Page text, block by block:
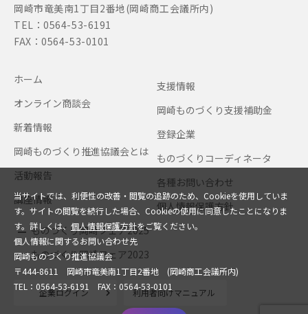
岡崎市竜美南1丁目2番地(岡崎商工会議所内)
TEL：0564-53-6191
FAX：0564-53-0101
ホーム
オンライン商談会
新着情報
岡崎ものづくり推進協議会とは
活動報告
講座情報
支援情報
岡崎ものづくり支援補助金
登録企業
ものづくりコーディネータ
各種お問い合わせ
個人情報保護方針
ものづくり岡崎フェア2025
ものづくり岡崎フェア2023
企業ログイン 利用者向けマニュアル
当サイトでは、利便性の改善・閲覧の追跡のため、Cookieを使用していま
す。サイトの閲覧を続行した場合、Cookieの使用に同意したことになりま
す。詳しくは、 個人情報保護方針をご覧ください。
個人情報に関するお問い合わせ先
岡崎ものづくり推進協議会
〒444-8611 岡崎市竜美南1丁目2番地 (岡崎商工会議所内)
TEL：0564-53-6191 FAX：0564-53-0101